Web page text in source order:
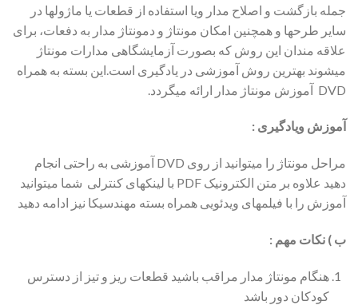
جمله بازگشت و اصلاح مدار ویا استفاده از قطعات یا ماژولها در
سایر طرحها و همچنین امکان مونتاژ و دمونتاژ مدار به دفعات، برای
علاقه مندان این روش که بصورت آزمایشگاهی مدارات مونتاژ
میشوند بهترین روش آموزشی در یادگیری است.این بسته به همراه
DVD آموزش مونتاژ مدار ارائه میگردد.
آموزش ویادگیری :
مراحل مونتاژ را میتوانید از روی DVD آموزشی به راحتی انجام
دهید علاوه بر متن الکترونیک PDF با لینکهای کنترلی شما میتوانید
آموزش را با فیلمهای ویدئویی همراه بسته مهندسیکا نیز ادامه دهید
ب ) نکات مهم :
هنگام مونتاژ مدار مراقب باشید قطعات ریز و تیز از دسترس
کودکان دور باشد